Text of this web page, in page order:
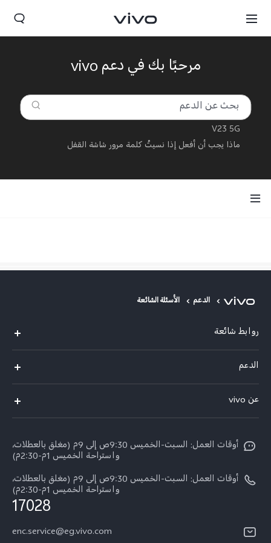
Egypt | حدد البلد/المنطقة
مرحبًا بك في دعم vivo
V23 5G
ماذا يجب أن أفعل إذا نسيتُ كلمة مرور شاشة القفل
الدعم الأسئلة الشائعة
روابط شائعة
X300 FE
X300 Ultra
Y11d
V70 FE
Y31d
الدعم
Funtouch OS
مراكز الصيانة
أسعار قطع الغيار
إجراء حجز للإصلاح
عن vivo
الأخبار
ARABIC/العربية:
أوقات العمل: السبت-الخميس 9:30ص إلى 9م (مغلق بالعطلات،
واستراحة الخميس 1م-2:30م)
أوقات العمل: السبت-الخميس 9:30ص إلى 9م (مغلق بالعطلات،
واستراحة الخميس 1م-2:30م)
17028
enc.service@eg.vivo.com